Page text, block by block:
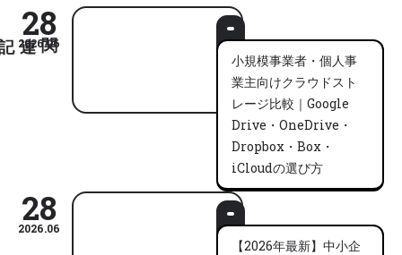
28
2026.06
小規模事業者・個人事
業主向けクラウドスト
レージ比較｜Google
Drive・OneDrive・
Dropbox・Box・
iCloudの選び方
28
2026.06
【2026年最新】中小企